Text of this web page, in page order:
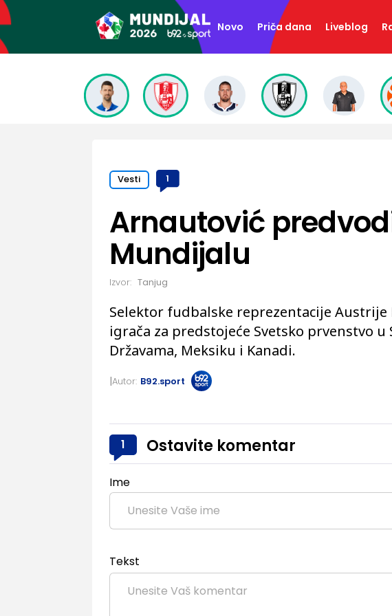
Novo Priča dana Liveblog
Vesti 1
Arnautović
Mundijalu
Selektor fudbalske reprezentacije Austrije
igrača za predstojeće Svetsko prvenstvo
Državama, Meksiku i Kanadi.
Izvor: Tanjug
Autor: B92.sport
1 Ostavite komentar
Ime
Tekst